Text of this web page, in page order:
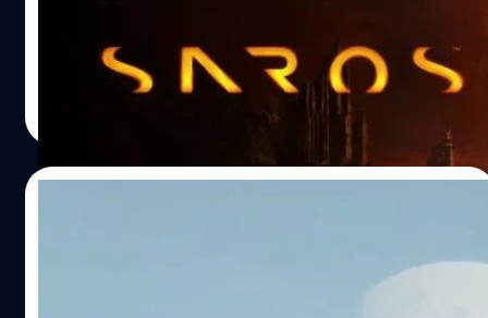
หน้าที่จัดสรรคลังรายชื่อเกมระดับพรีเมียมที่พร้อมให้เข้าถึงได้
ทันทีจากทุกอุปกรณ์ “ทรู คอร์ปอเรชั่น ได้สร้างเครือข่าย 5G
ที่ล้ำสมัยที่สุดแห่งหนึ่งในเอเชียตะวันออกเฉียงใต้ และความ
ร่วมมือในครั้งนี้ได้นำโครงสร้างพื้นฐานดังกล่าวมาใช้งานในรูป
แบบที่ส่งผลดีต่อผู้บริโภคโดยตรง” เดวิด คุก (David Cook),…
"Saros" ผลงานระดับ AAA ตัวล่าสุดที่ยกระดับแนวทาง
Roguelite Third-Person Shooter (TPS) ขึ้นไปอีกขั้น บนคอน
เซปต์สุดหลอนอย่าง “Come back stronger” หรือยิ่งตาย...ยิ่ง
ต้องแกร่ง ! ​เนื้อเรื่อง : ปริศนาใต้เงาสุริยุปราคาแห่งดาว
Carcosa ​เรื่องราวเริ่มต้นเมื่อ อรชุน (Arjuna) ชายผู้มีอดีต
ปริศนา เดินทางกลับมายังดวงดาวอันห่างไกลนามว่า Carcosa
คือปรากฏการณ์สุริยุปราคาที่บิดเบือนกาลเวลาและมิติจนน่า
ขนลุก เสน่ห์ของการเล่าเรื่องใน Saros คือความ "ไม่น่าไว้
ธนัย อัศวเรืองชัย| 96 days ago
จำกัด ส่ง IP ใหม่แกะกล่องตะลุยโลกไซไฟสุดล้ำ